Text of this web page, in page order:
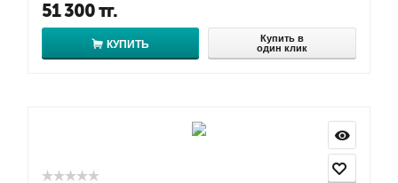
51 300тг.
КУПИТЬ
Купить в
один клик